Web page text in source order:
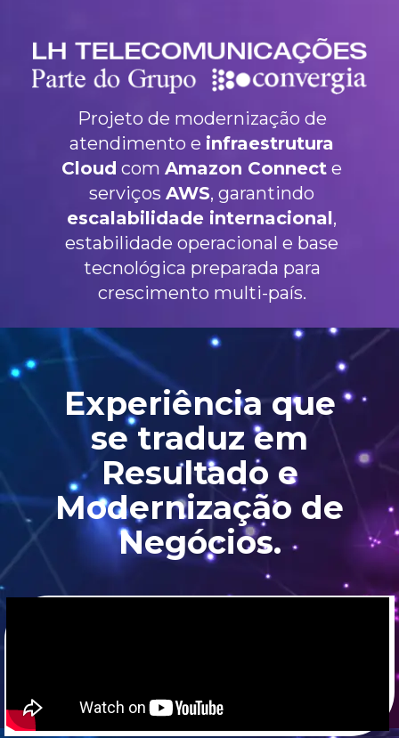
Projeto de modernização de
atendimento e infraestrutura
Cloud com Amazon Connect e
serviços AWS, garantindo
escalabilidade internacional,
estabilidade operacional e base
tecnológica preparada para
crescimento multi-país.
Experiência que
se traduz em
Resultado e
Modernização de
Negócios.